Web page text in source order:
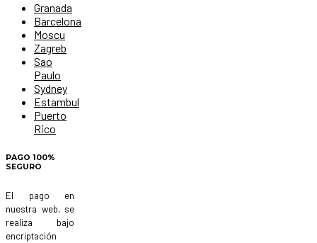
Granada
Barcelona
Moscu
Zagreb
Sao
Paulo
Sydney
Estambul
Puerto
Rico
PAGO 100%
SEGURO
El pago en
nuestra web, se
realiza bajo
encriptación